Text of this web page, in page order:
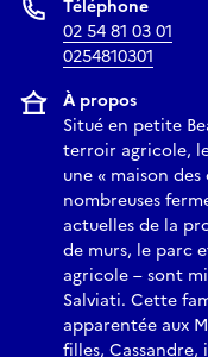
Téléphone
02 54 81 03 01
0254810301
À propos
Situé en petite
terroir agricole,
une « maison
nombreuses
actuelles de la
de murs, le parc
agricole – sont
Salviati. Cette
apparentée aux
filles, Cassandre,